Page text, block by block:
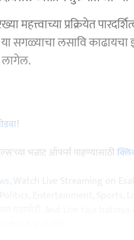
महत्त्वाच्या प्रक्रियेत
या सगळ्याचा लसावि
लागेल.
!
भन्नाट ऑफर्स पाहण्यासाठी